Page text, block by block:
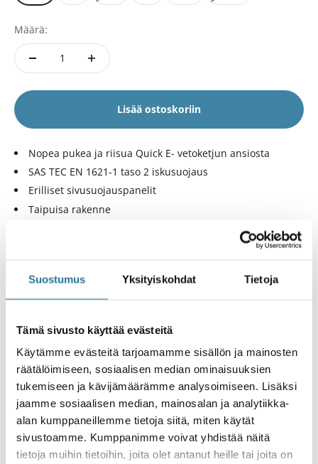
Suostumus Yksityiskohdat Tietoja
Tämä sivusto käyttää evästeitä
Käytämme evästeitä tarjoamamme sisällön ja mainosten
räätälöimiseen, sosiaalisen median ominaisuuksien
tukemiseen ja kävijämäärämme analysoimiseen. Lisäksi
jaamme sosiaalisen median, mainosalan ja analytiikka-
alan kumppaneillemme tietoja siitä, miten käytät
sivustoamme. Kumppanimme voivat yhdistää näitä
tietoja muihin tietoihin, joita olet antanut heille tai joita on
Määrä:
Lisää ostoskoriin
Nopea pukea ja riisua Quick E- vetoketjun ansiosta
SAS TEC EN 1621-1 taso 2 iskusuojaus
Erilliset sivusuojauspanelit
Taipuisa rakenne
Tukevaa mutta hengittävää Super Perforator Neoprene -
Anti-bakteerinen käsittely
Toimitukset kaikkialle Suomessa
Tuotteen esittely
Tekniset tiedot